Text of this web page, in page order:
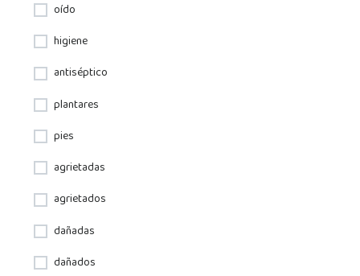
oído
higiene
antiséptico
plantares
pies
agrietadas
agrietados
dañadas
dañados